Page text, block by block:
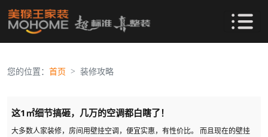
您的位置： 首页 装修攻略
这1㎡细节搞砸，几万的空调都白瞎了！
大多数人家装修，房间用壁挂空调，便宜实惠，有性价比。 而且现在的壁挂